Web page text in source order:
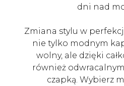
dni nad
Zmiana stylu w
nie tylko modnym
wolny, ale dzięki
również
czapką. Wybierz